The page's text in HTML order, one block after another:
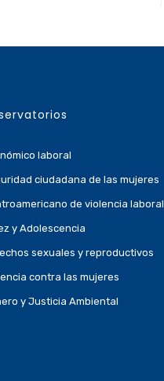
laboral
ciudadana de las mujeres
de violencia laboral
y Adolescencia
sexuales y reproductivos
contra las mujeres
y Justicia Ambiental